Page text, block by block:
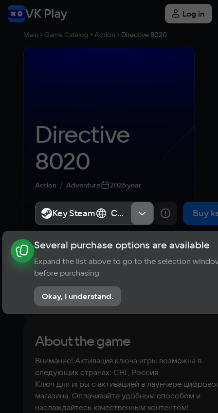
Log in
Main Game Catalog Action Directive 8020
Directive
8020
Action Adventure 2026 year
Key Steam СНГ, Россия Buy
About the game News Publications
? Player ratings
No reviews
About the game
Внимание! Активация ключа игры возможна в
следующих странах: СНГ, Россия
Ключ для игры с активацией в лаунчере
магазина. Оплачивайте удобным способом и
наслаждайтесь качественным контентом!
Key Steam СНГ, Россия
Several purchase options are available
Expand the list above to go to the selection
before purchasing
Okay, I understand.